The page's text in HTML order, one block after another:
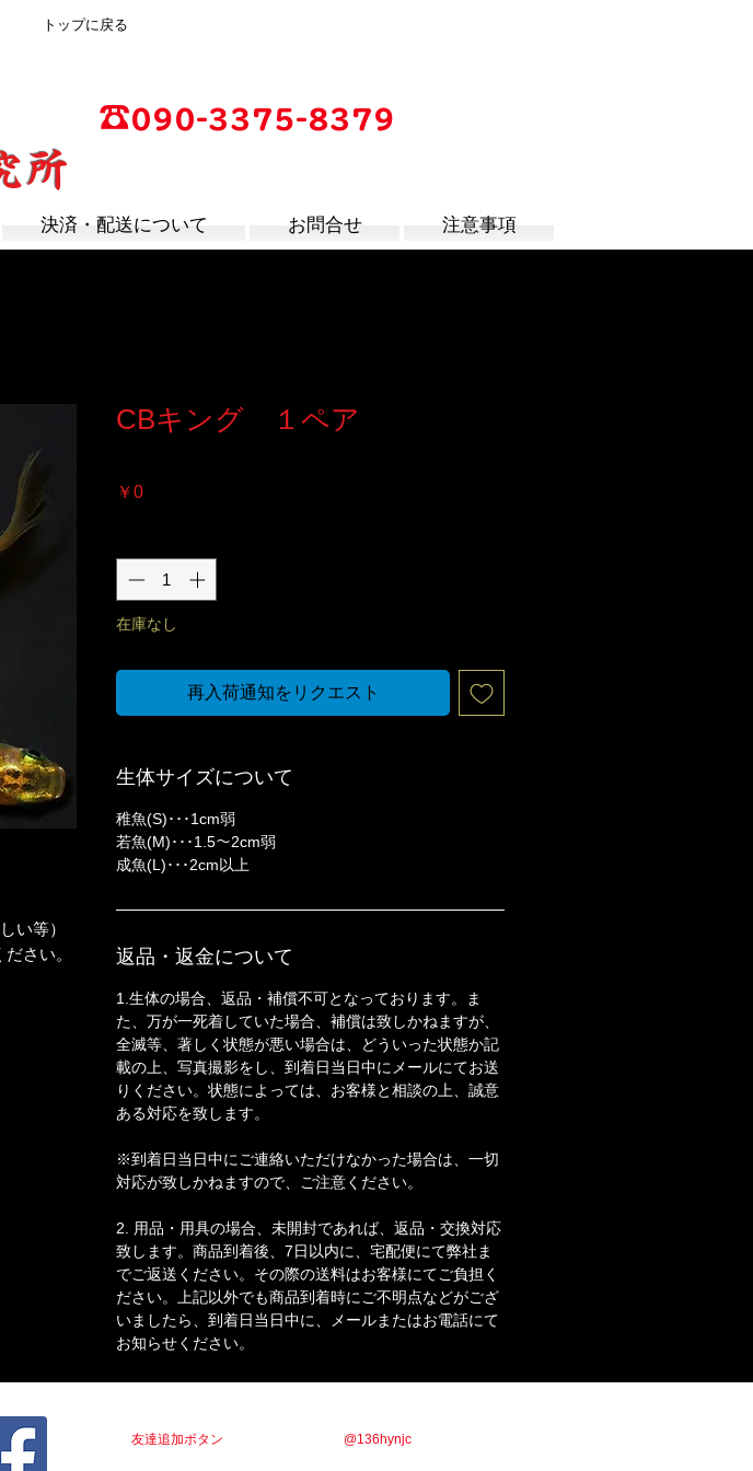
トップに戻る
☎090-3375-8379
所
決済・配送について お問合せ 注意事項
い等）
さい。
CBキング １ペア
￥0価
在庫なし
再入荷通知をリクエスト
生体サイズについて
稚魚(S)･･･1cm弱
若魚(M)･･･1.5〜2cm弱
成魚(L)･･･2cm以上
返品・返金について
1.生体の場合、返品・補償不可となっております。ま
た、万が一死着していた場合、補償は致しかねますが、
全滅等、著しく状態が悪い場合は、どういった状態か記
載の上、写真撮影をし、到着日当日中にメールにてお送
りください。状態によっては、お客様と相談の上、誠意
ある対応を致します。
※到着日当日中にご連絡いただけなかった場合は、一切
対応が致しかねますので、ご注意ください。
2. 用品・用具の場合、未開封であれば、返品・交換対応
致します。商品到着後、7日以内に、宅配便にて弊社ま
でご返送ください。その際の送料はお客様にてご負担く
ださい。上記以外でも商品到着時にご不明点などがござ
いましたら、到着日当日中に、メールまたはお電話にて
お知らせください。
友達追加ボタン
@136hynjc】を検索！！